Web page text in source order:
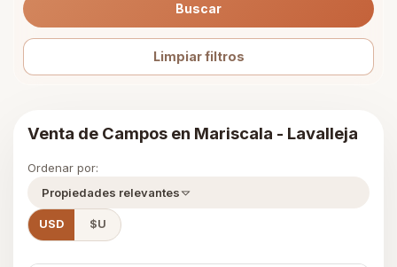
Buscar
Limpiar filtros
Venta de Campos en Mariscala - Lavalleja
Ordenar por:
Propiedades relevantes
USD $U